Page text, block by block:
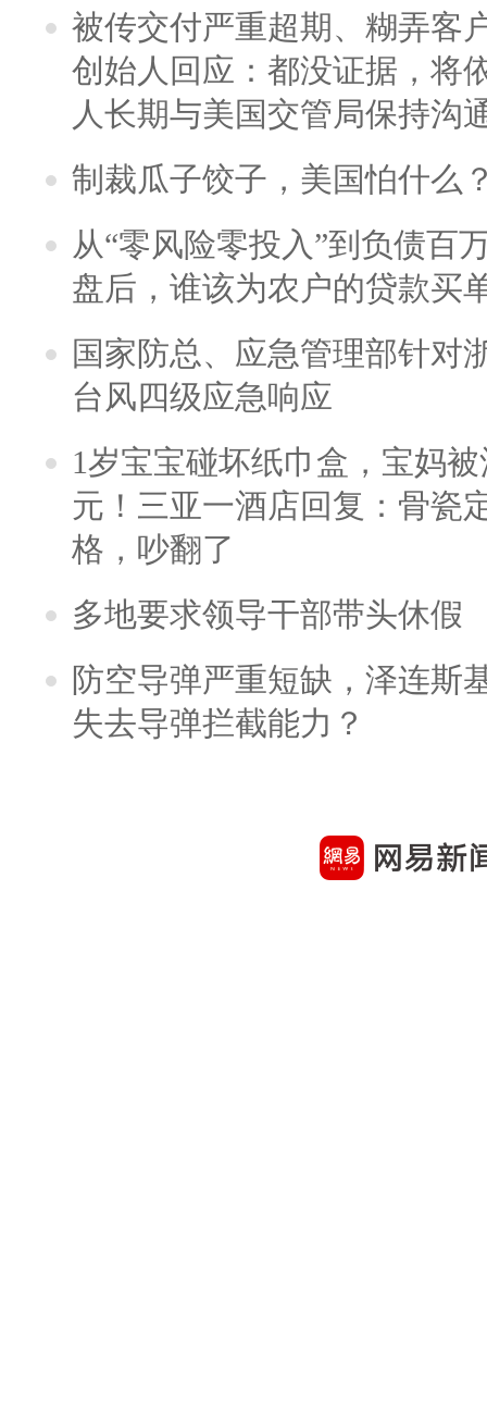
被传交付严重超期、糊弄客
创始人回应：都没证据，将
人长期与美国交管局保持沟
制裁瓜子饺子，美国怕什么
从“零风险零投入”到负债百
盘后，谁该为农户的贷款买
国家防总、应急管理部针对
台风四级应急响应
1岁宝宝碰坏纸巾盒，宝妈
元！三亚一酒店回复：骨瓷
格，吵翻了
多地要求领导干部带头休假
防空导弹严重短缺，泽连斯
失去导弹拦截能力？